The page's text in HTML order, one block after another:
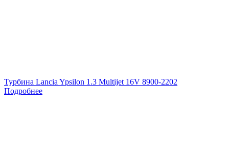
Турбина Lancia Ypsilon 1.3 Multijet 16V 8900-2202
Подробнее